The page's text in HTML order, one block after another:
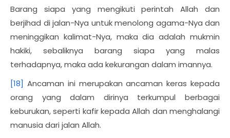
Barang siapa yang mengikuti perintah Allah dan
berjihad di jalan-Nya untuk menolong agama-Nya dan
meninggikan kalimat-Nya, maka dia adalah mukmin
hakiki, sebaliknya barang siapa yang malas
terhadapnya, maka ada kekurangan dalam imannya.
[18] Ancaman ini merupakan ancaman keras kepada
orang yang dalam dirinya terkumpul berbagai
keburukan, seperti kafir kepada Allah dan menghalangi
manusia dari jalan Allah.